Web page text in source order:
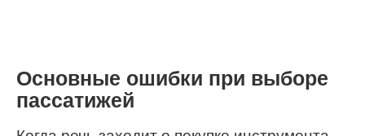
Основные ошибки при выборе
пассатижей